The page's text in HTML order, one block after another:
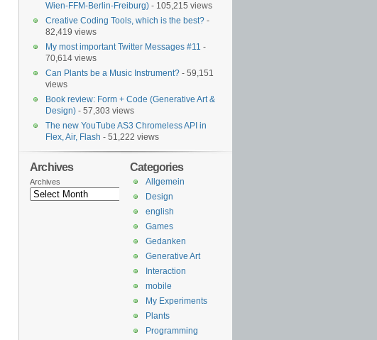
Wien-FFM-Berlin-Freiburg) - 105,215 views
Creative Coding Tools, which is the best? -
82,419 views
My most important Twitter Messages #11 -
70,614 views
Can Plants be a Music Instrument? - 59,151
views
Book review: Form + Code (Generative Art &
Design) - 57,303 views
The new YouTube AS3 Chromeless API in
Flex, Air, Flash - 51,222 views
Categories
Allgemein
Design
english
Games
Gedanken
Generative Art
Interaction
mobile
My Experiments
Plants
Programming
Archives
Archives